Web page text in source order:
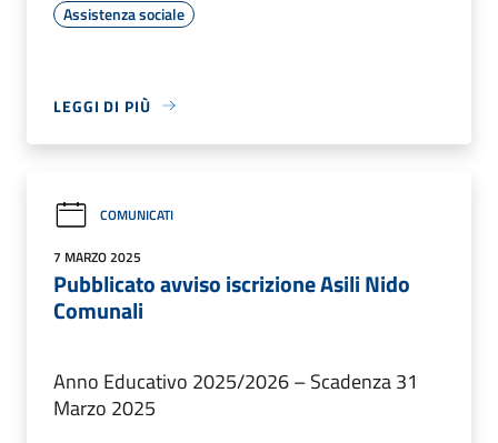
Assistenza sociale
LEGGI DI PIÙ
COMUNICATI
7 MARZO 2025
Pubblicato avviso iscrizione Asili Nido
Comunali
Anno Educativo 2025/2026 – Scadenza 31
Marzo 2025